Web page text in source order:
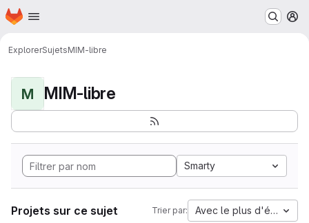
Passer au contenu principal
Page d'accueil
ExplorerSujetsMIM-libre
M MIM-libre
Smarty
Projets sur ce sujet Trier par: Avec le plus d'étoiles